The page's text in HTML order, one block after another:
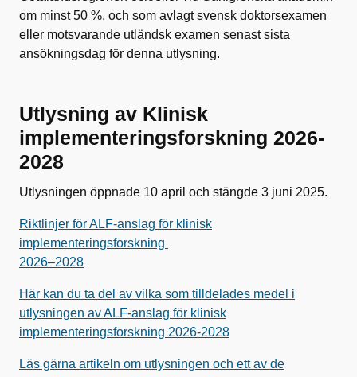
om minst 50 %, och som avlagt svensk doktorsexamen
eller motsvarande utländsk examen senast sista
ansökningsdag för denna utlysning.
Utlysning av Klinisk
implementeringsforskning 2026-
2028
Utlysningen öppnade 10 april och stängde 3 juni 2025.
Riktlinjer för ALF-anslag för klinisk
implementeringsforskning
2026–2028
Här kan du ta del av vilka som tilldelades medel i
utlysningen av ALF-anslag för klinisk
implementeringsforskning 2026-2028
Läs gärna artikeln om utlysningen och ett av de